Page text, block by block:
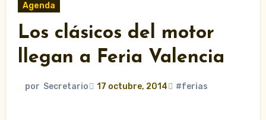
Agenda
Los clásicos del motor
llegan a Feria Valencia
por Secretario 17 octubre, 2014 #ferias